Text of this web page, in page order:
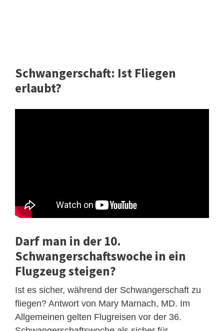
Schwangerschaft: Ist Fliegen
erlaubt?
Darf man in der 10.
Schwangerschaftswoche in ein
Flugzeug steigen?
Ist es sicher, während der Schwangerschaft zu
fliegen? Antwort von Mary Marnach, MD. Im
Allgemeinen gelten Flugreisen vor der 36.